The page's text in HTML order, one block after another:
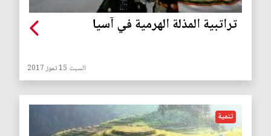
تراتبية المذلة الهرمية في آسيا
السبت 15 تموز 2017
تنمية